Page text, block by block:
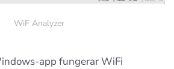
WiF Analyzer
app fungerar WiFi